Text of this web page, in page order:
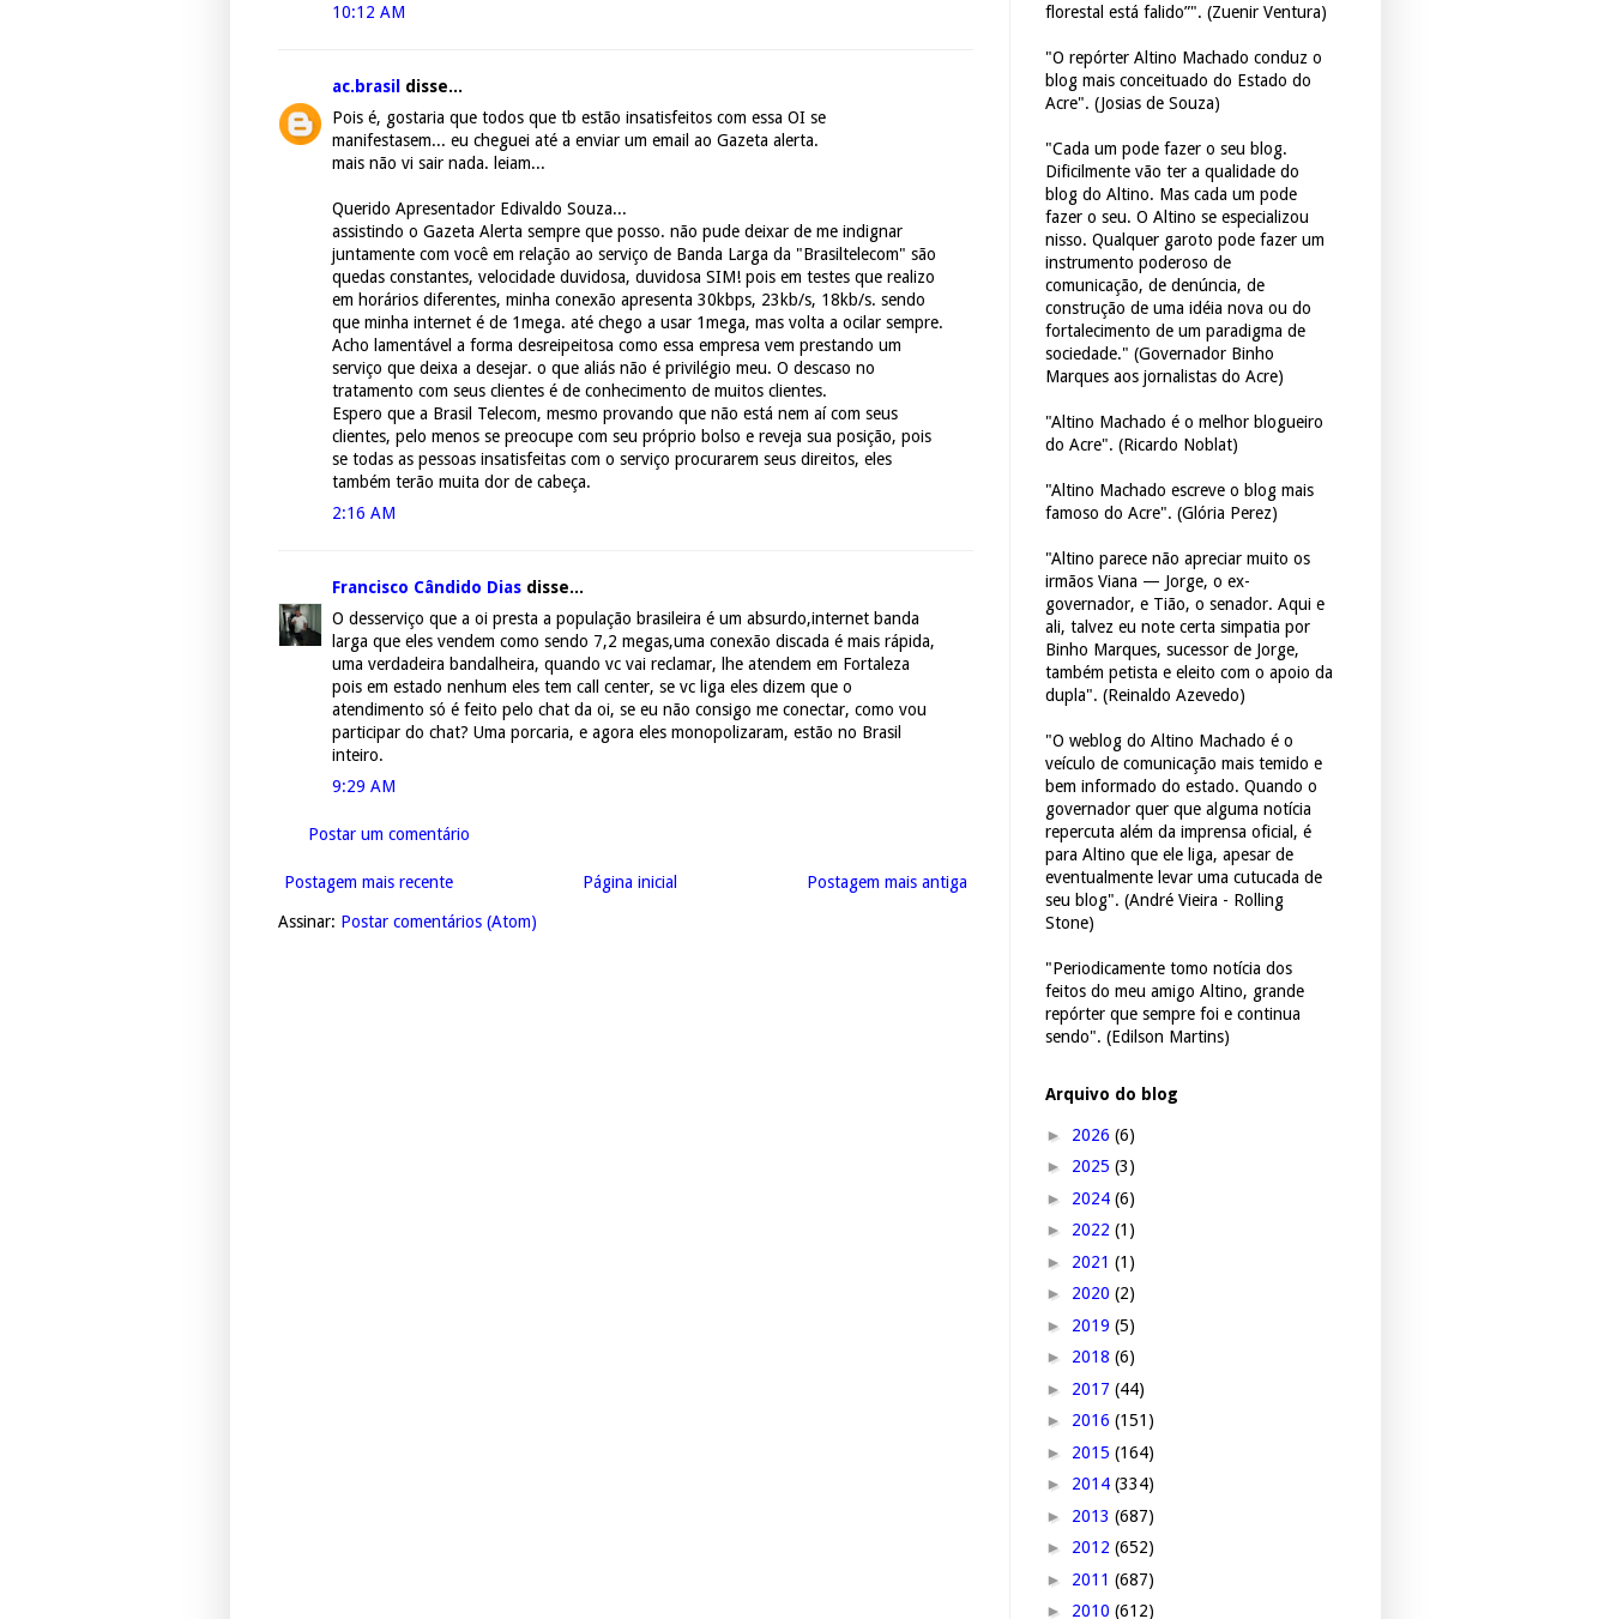
10:12 AM
ac.brasil disse...
Pois é, gostaria que todos que tb estão insatisfeitos com essa OI se
manifestasem... eu cheguei até a enviar um email ao Gazeta alerta.
mais não vi sair nada. leiam...
Querido Apresentador Edivaldo Souza...
assistindo o Gazeta Alerta sempre que posso. não pude deixar de me indignar
juntamente com você em relação ao serviço de Banda Larga da "Brasiltelecom" são
quedas constantes, velocidade duvidosa, duvidosa SIM! pois em testes que realizo
em horários diferentes, minha conexão apresenta 30kbps, 23kb/s, 18kb/s. sendo
que minha internet é de 1mega. até chego a usar 1mega, mas volta a ocilar sempre.
Acho lamentável a forma desreipeitosa como essa empresa vem prestando um
serviço que deixa a desejar. o que aliás não é privilégio meu. O descaso no
tratamento com seus clientes é de conhecimento de muitos clientes.
Espero que a Brasil Telecom, mesmo provando que não está nem aí com seus
clientes, pelo menos se preocupe com seu próprio bolso e reveja sua posição, pois
se todas as pessoas insatisfeitas com o serviço procurarem seus direitos, eles
também terão muita dor de cabeça.
2:16 AM
Francisco Cândido Dias disse...
O desserviço que a oi presta a população brasileira é um absurdo,internet banda
larga que eles vendem como sendo 7,2 megas,uma conexão discada é mais rápida,
uma verdadeira bandalheira, quando vc vai reclamar, lhe atendem em Fortaleza
pois em estado nenhum eles tem call center, se vc liga eles dizem que o
atendimento só é feito pelo chat da oi, se eu não consigo me conectar, como vou
participar do chat? Uma porcaria, e agora eles monopolizaram, estão no Brasil
inteiro.
9:29 AM
Postar um comentário
Postagem mais recente Postagem mais antiga
Página inicial
Assinar: Postar comentários (Atom)
florestal está falido”". (Zuenir Ventura)
"O repórter Altino Machado conduz o
blog mais conceituado do Estado do
Acre". (Josias de Souza)
"Cada um pode fazer o seu blog.
Dificilmente vão ter a qualidade do
blog do Altino. Mas cada um pode
fazer o seu. O Altino se especializou
nisso. Qualquer garoto pode fazer um
instrumento poderoso de
comunicação, de denúncia, de
construção de uma idéia nova ou do
fortalecimento de um paradigma de
sociedade." (Governador Binho
Marques aos jornalistas do Acre)
"Altino Machado é o melhor blogueiro
do Acre". (Ricardo Noblat)
"Altino Machado escreve o blog mais
famoso do Acre". (Glória Perez)
"Altino parece não apreciar muito os
irmãos Viana — Jorge, o ex-
governador, e Tião, o senador. Aqui e
ali, talvez eu note certa simpatia por
Binho Marques, sucessor de Jorge,
também petista e eleito com o apoio da
dupla". (Reinaldo Azevedo)
"O weblog do Altino Machado é o
veículo de comunicação mais temido e
bem informado do estado. Quando o
governador quer que alguma notícia
repercuta além da imprensa oficial, é
para Altino que ele liga, apesar de
eventualmente levar uma cutucada de
seu blog". (André Vieira - Rolling
Stone)
"Periodicamente tomo notícia dos
feitos do meu amigo Altino, grande
repórter que sempre foi e continua
sendo". (Edilson Martins)
Arquivo do blog
► 2026 (6)
► 2025 (3)
► 2024 (6)
► 2022 (1)
► 2021 (1)
► 2020 (2)
► 2019 (5)
► 2018 (6)
► 2017 (44)
► 2016 (151)
► 2015 (164)
► 2014 (334)
► 2013 (687)
► 2012 (652)
► 2011 (687)
► 2010 (612)